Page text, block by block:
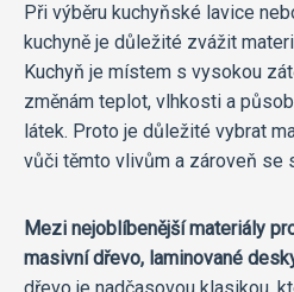
Při výběru kuchyňské lavice
kuchyně je důležité zvážit
Kuchyň je místem s vysokou
změnám teplot, vlhkosti a
látek. Proto je důležité vybrat
vůči těmto vlivům a zároveň se
Mezi nejoblíbenější materiály
masivní dřevo, laminované